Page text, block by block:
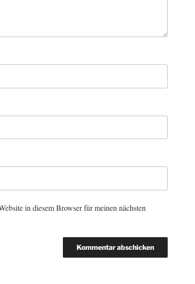
in diesem Browser für meinen nächsten